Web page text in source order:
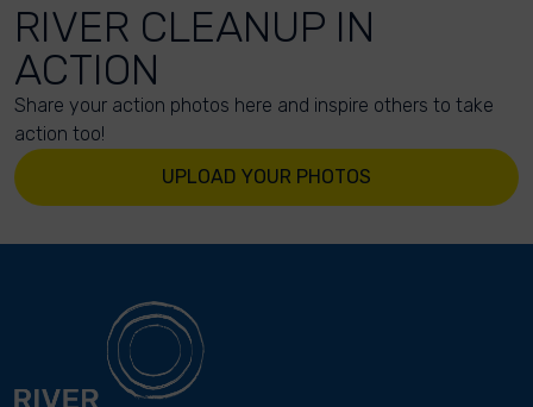
RIVER CLEANUP IN
ACTION
Share your action photos here and inspire others to take
action too!
UPLOAD YOUR PHOTOS